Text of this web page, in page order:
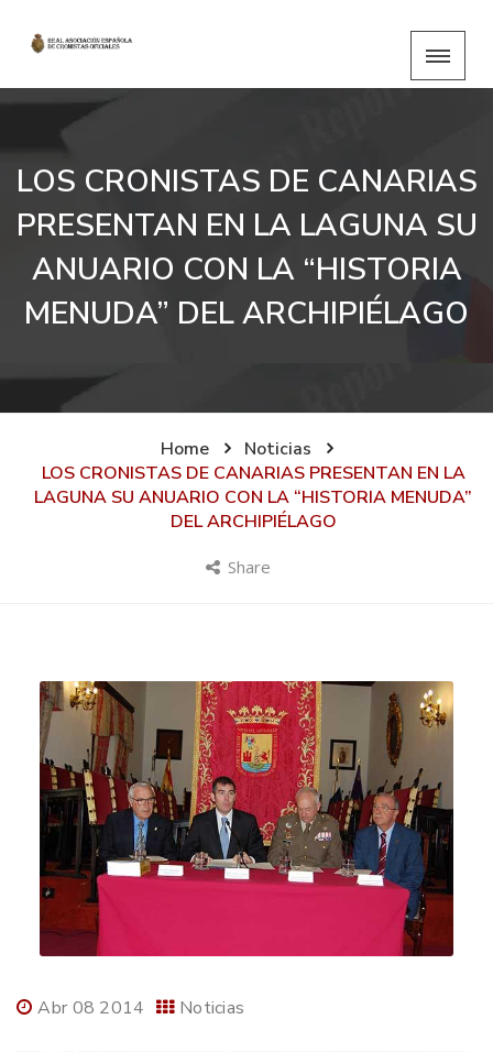
LOS CRONISTAS DE CANARIAS
PRESENTAN EN LA LAGUNA SU
ANUARIO CON LA “HISTORIA
MENUDA” DEL ARCHIPIÉLAGO
Home
Noticias
LOS CRONISTAS DE CANARIAS PRESENTAN EN LA
LAGUNA SU ANUARIO CON LA “HISTORIA MENUDA”
DEL ARCHIPIÉLAGO
Share
Abr 08 2014 Noticias